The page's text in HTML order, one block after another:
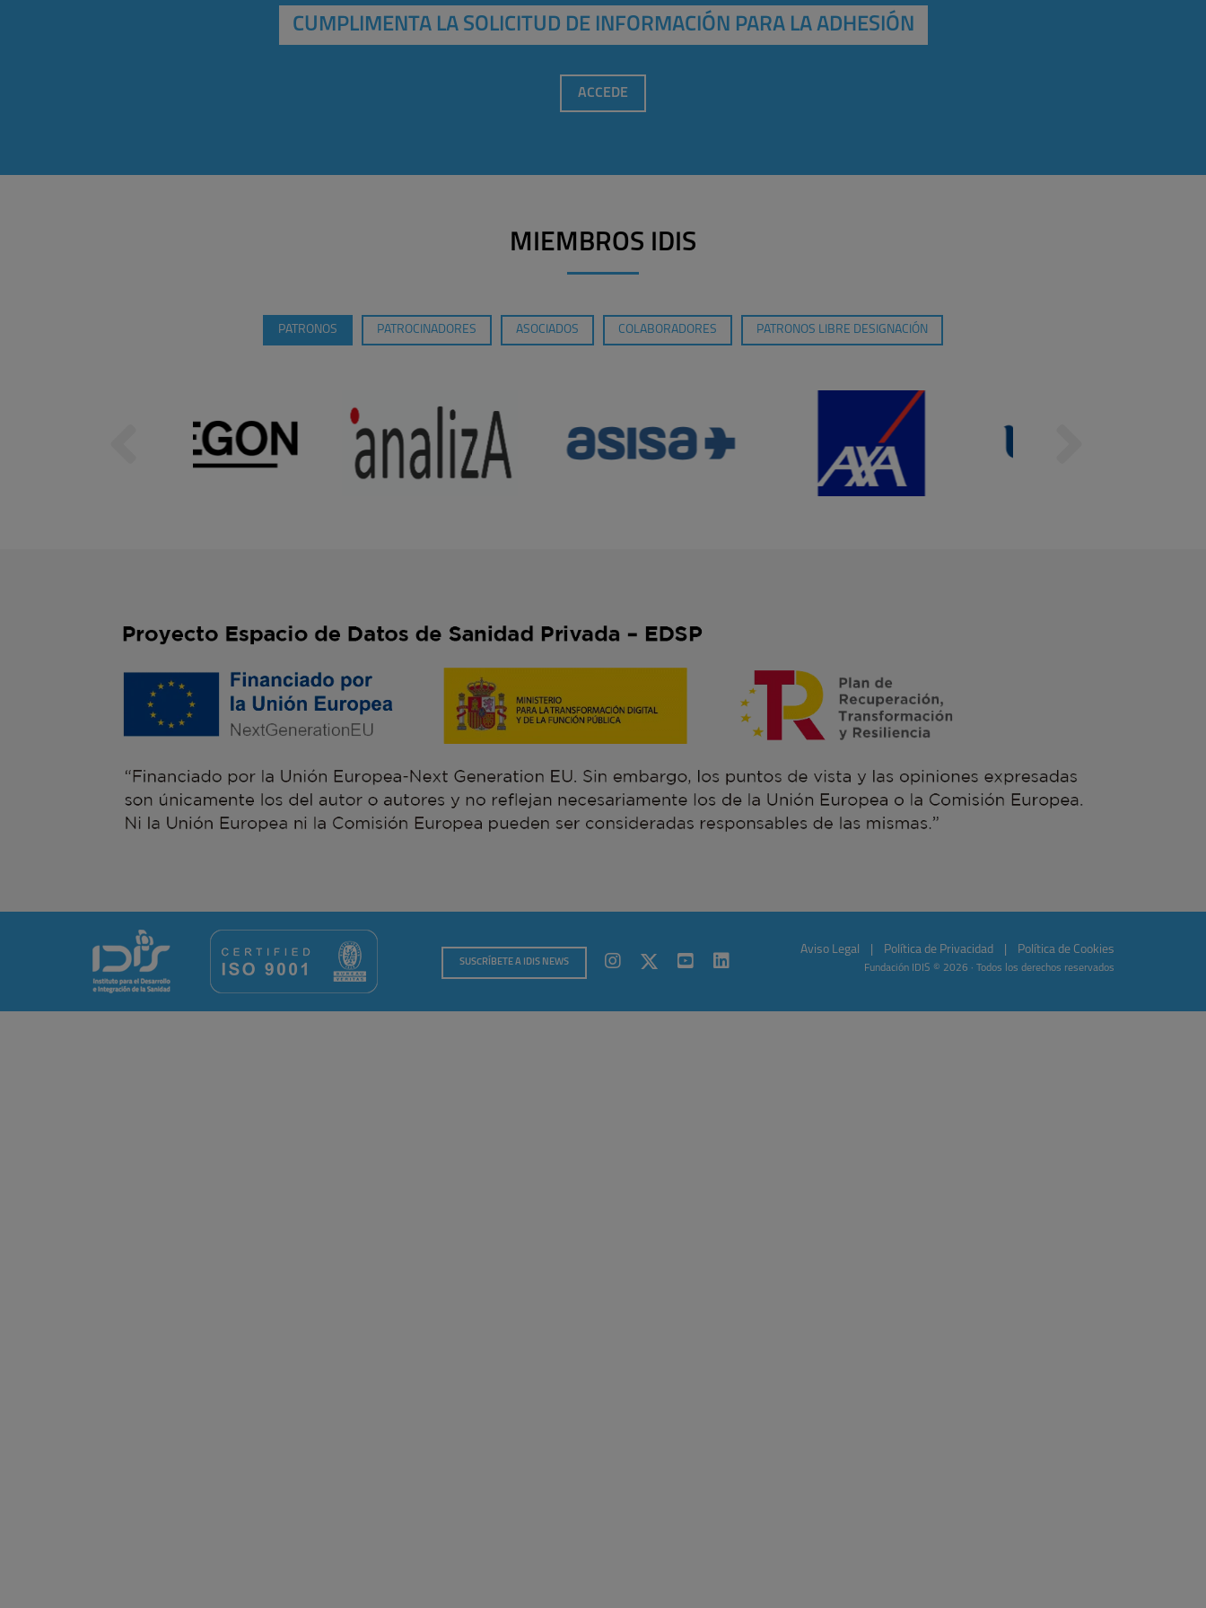
CUMPLIMENTA LA SOLICITUD DE INFORMACIÓN PARA LA ADHESIÓN
ACCEDE
MIEMBROS IDIS
PATRONOS PATROCINADORES ASOCIADOS COLABORADORES PATRONOS LIBRE DESIGNACIÓN
SUSCRÍBETE A IDIS NEWS
Aviso Legal Política de Privacidad Política de Cookies
Fundación IDIS © 2026 · Todos los derechos reservados